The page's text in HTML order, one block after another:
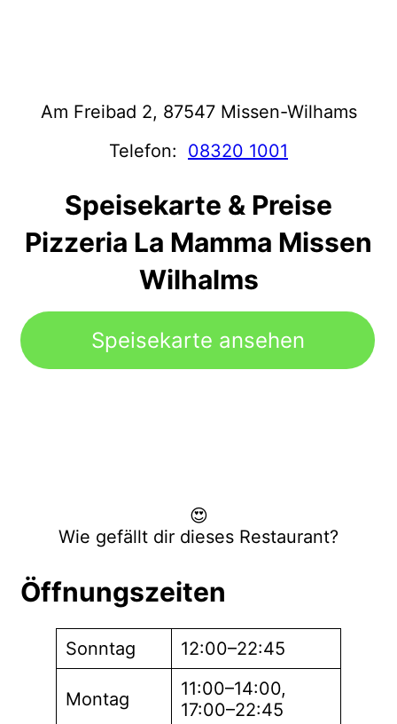
Am Freibad 2, 87547 Missen-Wilhams
Telefon: 08320 1001
Speisekarte & Preise
Pizzeria La Mamma Missen
Wilhalms
Speisekarte ansehen
😍
Wie gefällt dir dieses Restaurant?
Öffnungszeiten
Sonntag 12:00–22:45
Montag
11:00–14:00,
17:00–22:45